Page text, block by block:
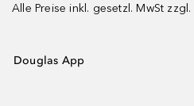
Alle Preise inkl. gesetzl. MwSt zzgl.
Douglas App